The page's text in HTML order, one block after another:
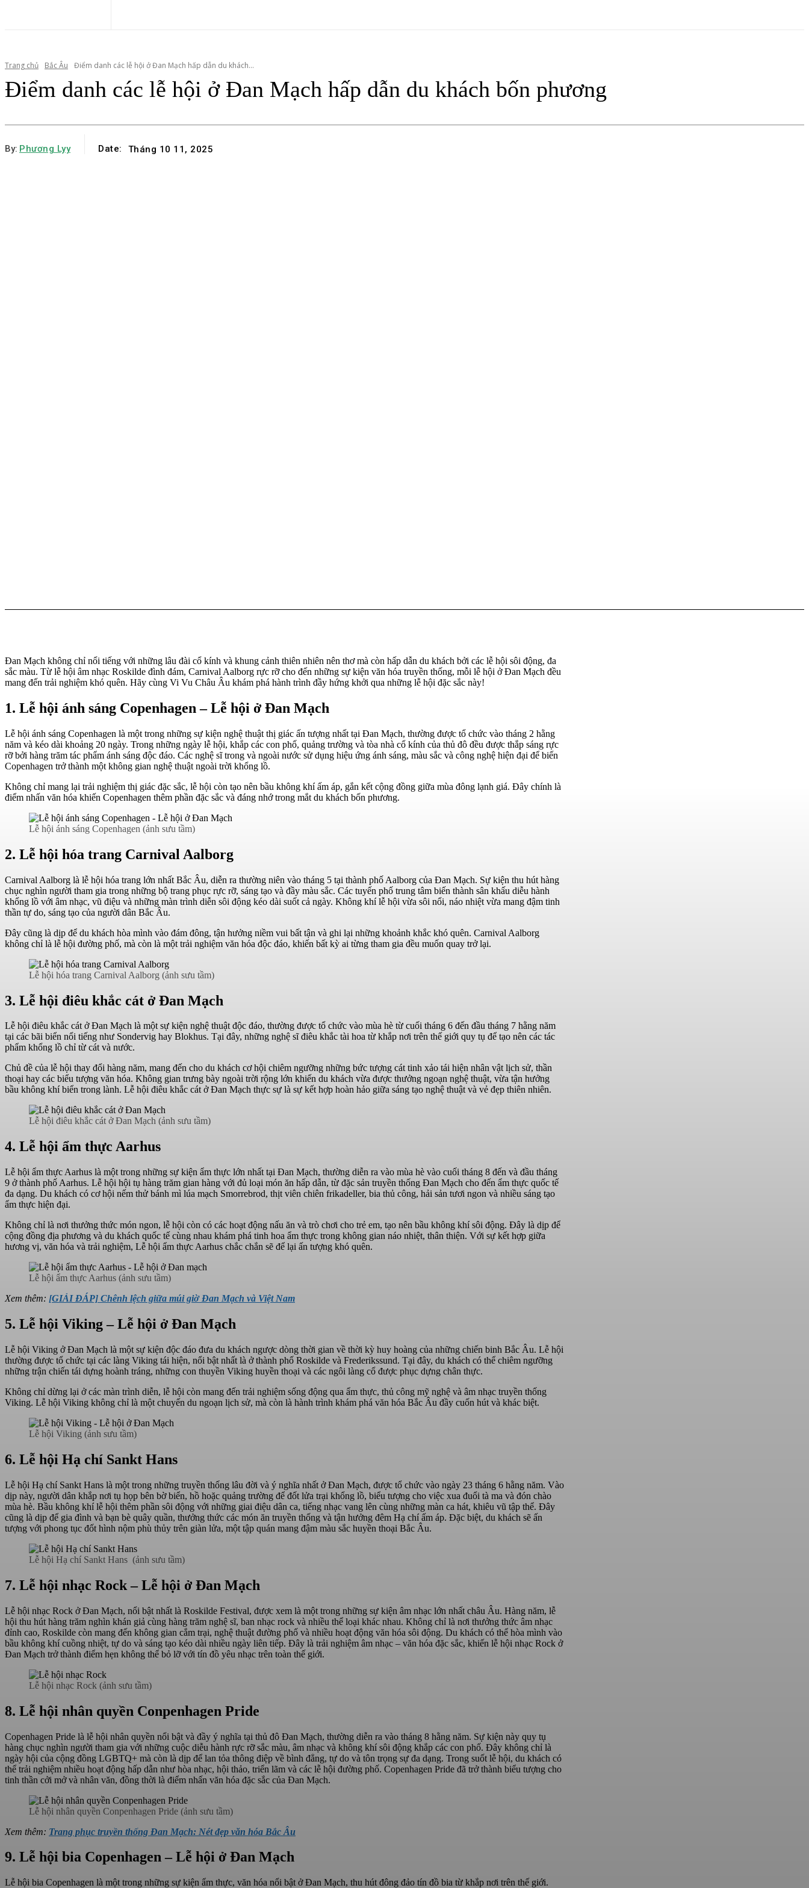
Trang chủ Bắc Âu Điểm danh các lễ hội ở Đan Mạch hấp dẫn du khách...
Điểm danh các lễ hội ở Đan Mạch hấp dẫn du khách bốn phương
By: Phương Lyy Date: Tháng 10 11, 2025
Đan Mạch không chỉ nổi tiếng với những lâu đài cổ kính và khung cảnh thiên nhiên nên thơ mà còn hấp dẫn du khách bởi các lễ hội sôi động, đa
sắc màu. Từ lễ hội âm nhạc Roskilde đình đám, Carnival Aalborg rực rỡ cho đến những sự kiện văn hóa truyền thống, mỗi lễ hội ở Đan Mạch đều
mang đến trải nghiệm khó quên. Hãy cùng Vi Vu Châu Âu khám phá hành trình đầy hứng khởi qua những lễ hội đặc sắc này!
1. Lễ hội ánh sáng Copenhagen – Lễ hội ở Đan Mạch
Lễ hội ánh sáng Copenhagen là một trong những sự kiện nghệ thuật thị giác ấn tượng nhất tại Đan Mạch, thường được tổ chức vào tháng 2 hằng
năm và kéo dài khoảng 20 ngày. Trong những ngày lễ hội, khắp các con phố, quảng trường và tòa nhà cổ kính của thủ đô đều được thắp sáng rực
rỡ bởi hàng trăm tác phẩm ánh sáng độc đáo. Các nghệ sĩ trong và ngoài nước sử dụng hiệu ứng ánh sáng, màu sắc và công nghệ hiện đại để biến
Copenhagen trở thành một không gian nghệ thuật ngoài trời khổng lồ.
Không chỉ mang lại trải nghiệm thị giác đặc sắc, lễ hội còn tạo nên bầu không khí ấm áp, gắn kết cộng đồng giữa mùa đông lạnh giá. Đây chính là
điểm nhấn văn hóa khiến Copenhagen thêm phần đặc sắc và đáng nhớ trong mắt du khách bốn phương.
Lễ hội ánh sáng Copenhagen (ảnh sưu tầm)
2. Lễ hội hóa trang Carnival Aalborg
Carnival Aalborg là lễ hội hóa trang lớn nhất Bắc Âu, diễn ra thường niên vào tháng 5 tại thành phố Aalborg của Đan Mạch. Sự kiện thu hút hàng
chục nghìn người tham gia trong những bộ trang phục rực rỡ, sáng tạo và đầy màu sắc. Các tuyến phố trung tâm biến thành sân khấu diễu hành
khổng lồ với âm nhạc, vũ điệu và những màn trình diễn sôi động kéo dài suốt cả ngày. Không khí lễ hội vừa sôi nổi, náo nhiệt vừa mang đậm tinh
thần tự do, sáng tạo của người dân Bắc Âu.
Đây cũng là dịp để du khách hòa mình vào đám đông, tận hưởng niềm vui bất tận và ghi lại những khoảnh khắc khó quên. Carnival Aalborg
không chỉ là lễ hội đường phố, mà còn là một trải nghiệm văn hóa độc đáo, khiến bất kỳ ai từng tham gia đều muốn quay trở lại.
Lễ hội hóa trang Carnival Aalborg (ảnh sưu tầm)
3. Lễ hội điêu khắc cát ở Đan Mạch
Lễ hội điêu khắc cát ở Đan Mạch là một sự kiện nghệ thuật độc đáo, thường được tổ chức vào mùa hè từ cuối tháng 6 đến đầu tháng 7 hằng năm
tại các bãi biển nổi tiếng như Sondervig hay Blokhus. Tại đây, những nghệ sĩ điêu khắc tài hoa từ khắp nơi trên thế giới quy tụ để tạo nên các tác
phẩm khổng lồ chỉ từ cát và nước.
Chủ đề của lễ hội thay đổi hàng năm, mang đến cho du khách cơ hội chiêm ngưỡng những bức tượng cát tinh xảo tái hiện nhân vật lịch sử, thần
thoại hay các biểu tượng văn hóa. Không gian trưng bày ngoài trời rộng lớn khiến du khách vừa được thưởng ngoạn nghệ thuật, vừa tận hưởng
bầu không khí biển trong lành. Lễ hội điêu khắc cát ở Đan Mạch thực sự là sự kết hợp hoàn hảo giữa sáng tạo nghệ thuật và vẻ đẹp thiên nhiên.
Lễ hội điêu khắc cát ở Đan Mạch (ảnh sưu tầm)
4. Lễ hội ẩm thực Aarhus
Lễ hội ẩm thực Aarhus là một trong những sự kiện ẩm thực lớn nhất tại Đan Mạch, thường diễn ra vào mùa hè vào cuối tháng 8 đến và đầu tháng
9 ở thành phố Aarhus. Lễ hội hội tụ hàng trăm gian hàng với đủ loại món ăn hấp dẫn, từ đặc sản truyền thống Đan Mạch cho đến ẩm thực quốc tế
đa dạng. Du khách có cơ hội nếm thử bánh mì lúa mạch Smorrebrod, thịt viên chiên frikadeller, bia thủ công, hải sản tươi ngon và nhiều sáng tạo
ẩm thực hiện đại.
Không chỉ là nơi thưởng thức món ngon, lễ hội còn có các hoạt động nấu ăn và trò chơi cho trẻ em, tạo nên bầu không khí sôi động. Đây là dịp để
cộng đồng địa phương và du khách quốc tế cùng nhau khám phá tinh hoa ẩm thực trong không gian náo nhiệt, thân thiện. Với sự kết hợp giữa
hương vị, văn hóa và trải nghiệm, Lễ hội ẩm thực Aarhus chắc chắn sẽ để lại ấn tượng khó quên.
Lễ hội ẩm thực Aarhus (ảnh sưu tầm)
Xem thêm: [GIẢI ĐÁP] Chênh lệch giữa múi giờ Đan Mạch và Việt Nam
5. Lễ hội Viking – Lễ hội ở Đan Mạch
Lễ hội Viking ở Đan Mạch là một sự kiện độc đáo đưa du khách ngược dòng thời gian về thời kỳ huy hoàng của những chiến binh Bắc Âu. Lễ hội
thường được tổ chức tại các làng Viking tái hiện, nổi bật nhất là ở thành phố Roskilde và Frederikssund. Tại đây, du khách có thể chiêm ngưỡng
những trận chiến tái dựng hoành tráng, những con thuyền Viking huyền thoại và các ngôi làng cổ được phục dựng chân thực.
Không chỉ dừng lại ở các màn trình diễn, lễ hội còn mang đến trải nghiệm sống động qua ẩm thực, thủ công mỹ nghệ và âm nhạc truyền thống
Viking. Lễ hội Viking không chỉ là một chuyến du ngoạn lịch sử, mà còn là hành trình khám phá văn hóa Bắc Âu đầy cuốn hút và khác biệt.
Lễ hội Viking (ảnh sưu tầm)
6. Lễ hội Hạ chí Sankt Hans
Lễ hội Hạ chí Sankt Hans là một trong những truyền thống lâu đời và ý nghĩa nhất ở Đan Mạch, được tổ chức vào ngày 23 tháng 6 hằng năm. Vào
dịp này, người dân khắp nơi tụ họp bên bờ biển, hồ hoặc quảng trường để đốt lửa trại khổng lồ, biểu tượng cho việc xua đuổi tà ma và đón chào
mùa hè. Bầu không khí lễ hội thêm phần sôi động với những giai điệu dân ca, tiếng nhạc vang lên cùng những màn ca hát, khiêu vũ tập thể. Đây
cũng là dịp để gia đình và bạn bè quây quần, thưởng thức các món ăn truyền thống và tận hưởng đêm Hạ chí ấm áp. Đặc biệt, du khách sẽ ấn
tượng với phong tục đốt hình nộm phù thủy trên giàn lửa, một tập quán mang đậm màu sắc huyền thoại Bắc Âu.
Lễ hội Hạ chí Sankt Hans (ảnh sưu tầm)
7. Lễ hội nhạc Rock – Lễ hội ở Đan Mạch
Lễ hội nhạc Rock ở Đan Mạch, nổi bật nhất là Roskilde Festival, được xem là một trong những sự kiện âm nhạc lớn nhất châu Âu. Hàng năm, lễ
hội thu hút hàng trăm nghìn khán giả cùng hàng trăm nghệ sĩ, ban nhạc rock và nhiều thể loại khác nhau. Không chỉ là nơi thưởng thức âm nhạc
đỉnh cao, Roskilde còn mang đến không gian cắm trại, nghệ thuật đường phố và nhiều hoạt động văn hóa sôi động. Du khách có thể hòa mình vào
bầu không khí cuồng nhiệt, tự do và sáng tạo kéo dài nhiều ngày liên tiếp. Đây là trải nghiệm âm nhạc – văn hóa đặc sắc, khiến lễ hội nhạc Rock ở
Đan Mạch trở thành điểm hẹn không thể bỏ lỡ với tín đồ yêu nhạc trên toàn thế giới.
Lễ hội nhạc Rock (ảnh sưu tầm)
8. Lễ hội nhân quyền Conpenhagen Pride
Copenhagen Pride là lễ hội nhân quyền nổi bật và đầy ý nghĩa tại thủ đô Đan Mạch, thường diễn ra vào tháng 8 hằng năm. Sự kiện này quy tụ
hàng chục nghìn người tham gia với những cuộc diễu hành rực rỡ sắc màu, âm nhạc và không khí sôi động khắp các con phố. Đây không chỉ là
ngày hội của cộng đồng LGBTQ+ mà còn là dịp để lan tỏa thông điệp về bình đẳng, tự do và tôn trọng sự đa dạng. Trong suốt lễ hội, du khách có
thể trải nghiệm nhiều hoạt động hấp dẫn như hòa nhạc, hội thảo, triển lãm và các lễ hội đường phố. Copenhagen Pride đã trở thành biểu tượng cho
tinh thần cởi mở và nhân văn, đồng thời là điểm nhấn văn hóa đặc sắc của Đan Mạch.
Lễ hội nhân quyền Conpenhagen Pride (ảnh sưu tầm)
Xem thêm: Trang phục truyền thống Đan Mạch: Nét đẹp văn hóa Bắc Âu
9. Lễ hội bia Copenhagen – Lễ hội ở Đan Mạch
Lễ hội bia Copenhagen là một trong những sự kiện ẩm thực, văn hóa nổi bật ở Đan Mạch, thu hút đông đảo tín đồ bia từ khắp nơi trên thế giới.